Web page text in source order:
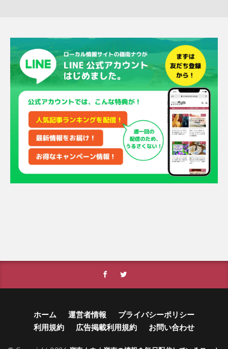
ホーム 運営者情報
プライバシーポリシー
利用規約
広告掲載利用規約 お問い合わせ